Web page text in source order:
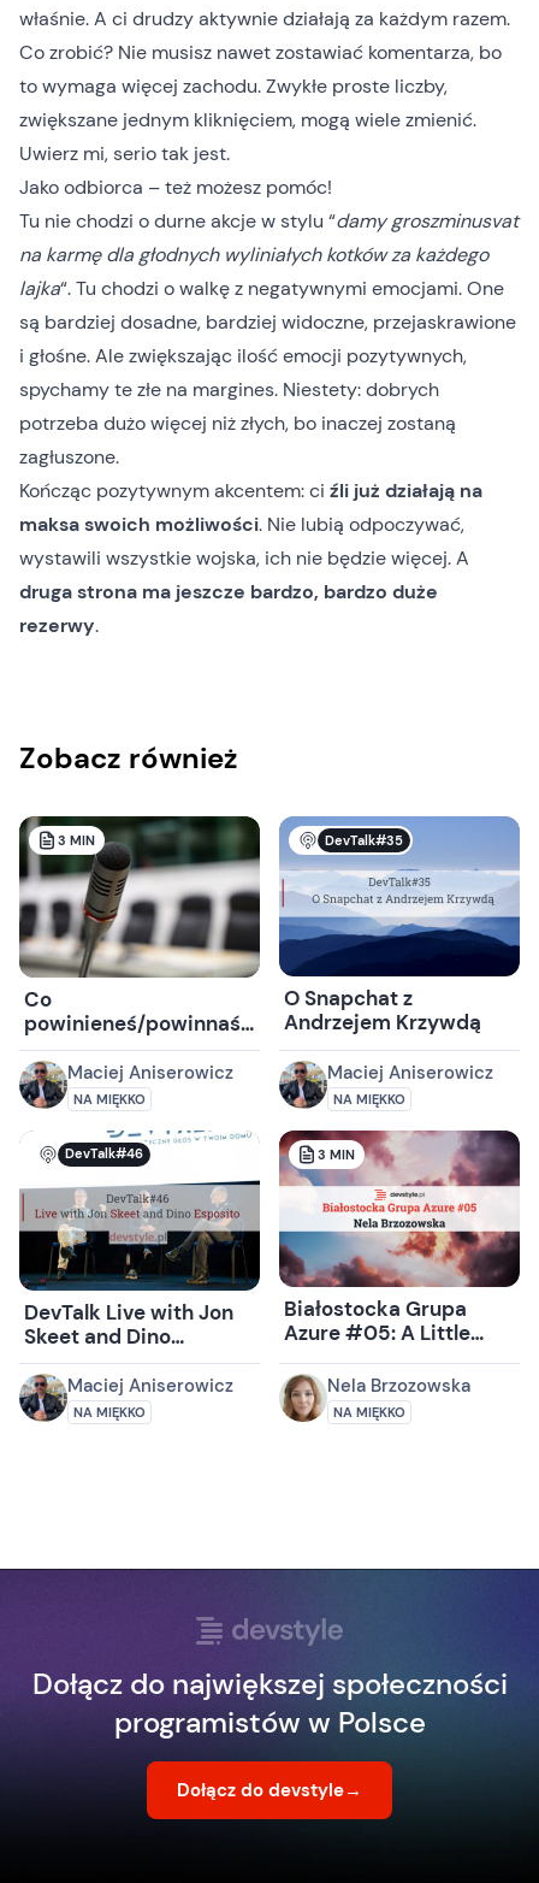
właśnie. A ci drudzy aktywnie działają za każdym razem.
Co zrobić? Nie musisz nawet zostawiać komentarza, bo
to wymaga więcej zachodu. Zwykłe proste liczby,
zwiększane jednym kliknięciem, mogą wiele zmienić.
Uwierz mi, serio tak jest.
Jako odbiorca – też możesz pomóc!
Tu nie chodzi o durne akcje w stylu “damy groszminusvat
na karmę dla głodnych wyliniałych kotków za każdego
lajka“. Tu chodzi o walkę z negatywnymi emocjami. One
są bardziej dosadne, bardziej widoczne, przejaskrawione
i głośne. Ale zwiększając ilość emocji pozytywnych,
spychamy te złe na margines. Niestety: dobrych
potrzeba dużo więcej niż złych, bo inaczej zostaną
zagłuszone.
Kończąc pozytywnym akcentem: ci źli już działają na
maksa swoich możliwości. Nie lubią odpoczywać,
wystawili wszystkie wojska, ich nie będzie więcej. A
druga strona ma jeszcze bardzo, bardzo duże
rezerwy.
Zobacz również
3 MIN
Co
powinieneś/powinnaś
zrobić po konferencji?
Maciej Aniserowicz
NA MIĘKKO
DevTalk#35
O Snapchat z
Andrzejem Krzywdą
Maciej Aniserowicz
NA MIĘKKO
DevTalk#46
DevTalk Live with Jon
Skeet and Dino
Esposito
Maciej Aniserowicz
NA MIĘKKO
3 MIN
Białostocka Grupa
Azure #05: A Little
Party Never Killed
NobodyNela Brzozowska
NA MIĘKKO
Dołącz do największej społeczności
programistów w Polsce
Dołącz do devstyle→